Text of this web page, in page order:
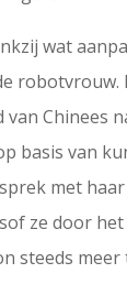
wat
robotvrouw.
Chinees
basis van
met
ze door
steeds